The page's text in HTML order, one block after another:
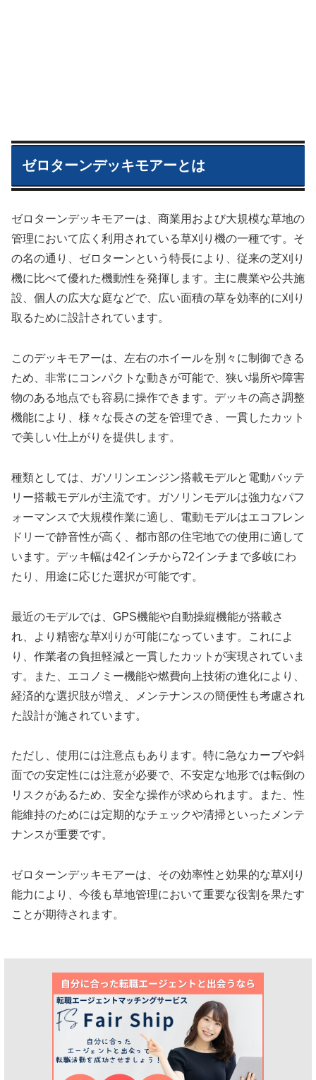
ゼロターンデッキモアーとは
ゼロターンデッキモアーは、商業用および大規模な草地の
管理において広く利用されている草刈り機の一種です。そ
の名の通り、ゼロターンという特長により、従来の芝刈り
機に比べて優れた機動性を発揮します。主に農業や公共施
設、個人の広大な庭などで、広い面積の草を効率的に刈り
取るために設計されています。
このデッキモアーは、左右のホイールを別々に制御できる
ため、非常にコンパクトな動きが可能で、狭い場所や障害
物のある地点でも容易に操作できます。デッキの高さ調整
機能により、様々な長さの芝を管理でき、一貫したカット
で美しい仕上がりを提供します。
種類としては、ガソリンエンジン搭載モデルと電動バッテ
リー搭載モデルが主流です。ガソリンモデルは強力なパフ
ォーマンスで大規模作業に適し、電動モデルはエコフレン
ドリーで静音性が高く、都市部の住宅地での使用に適して
います。デッキ幅は42インチから72インチまで多岐にわ
たり、用途に応じた選択が可能です。
最近のモデルでは、GPS機能や自動操縦機能が搭載さ
れ、より精密な草刈りが可能になっています。これによ
り、作業者の負担軽減と一貫したカットが実現されていま
す。また、エコノミー機能や燃費向上技術の進化により、
経済的な選択肢が増え、メンテナンスの簡便性も考慮され
た設計が施されています。
ただし、使用には注意点もあります。特に急なカーブや斜
面での安定性には注意が必要で、不安定な地形では転倒の
リスクがあるため、安全な操作が求められます。また、性
能維持のためには定期的なチェックや清掃といったメンテ
ナンスが重要です。
ゼロターンデッキモアーは、その効率性と効果的な草刈り
能力により、今後も草地管理において重要な役割を果たす
ことが期待されます。